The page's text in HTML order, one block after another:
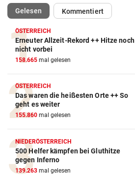
Gelesen(ausgewählt)Kommentiert
ÖSTERREICH
Erneuter Allzeit-Rekord ++ Hitze noch
nicht vorbei
158.665 mal gelesen
ÖSTERREICH
Das waren die heißesten Orte ++ So
geht es weiter
155.860 mal gelesen
NIEDERÖSTERREICH
500 Helfer kämpfen bei Gluthitze
gegen Inferno
139.263 mal gelesen
Amazon-Kindle Vergleich
ZUM VERGLEICH